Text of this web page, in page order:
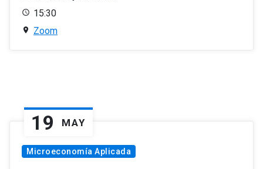
15:30
Zoom
19 MAY
Microeconomía Aplicada